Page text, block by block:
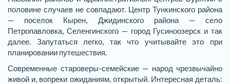
половине случаев не совпадают. Центр Тункинского района
— поселок Кырен, Джидинского района — село
Петропавловка, Селенгинского — город Гусиноозерск и так
далее. Запутаться легко, так что учитывайте это при
планировании путешествия.
Современные староверы-семейские — народ чрезвычайно
живой и, вопреки ожиданиям, открытый. Интересная деталь: